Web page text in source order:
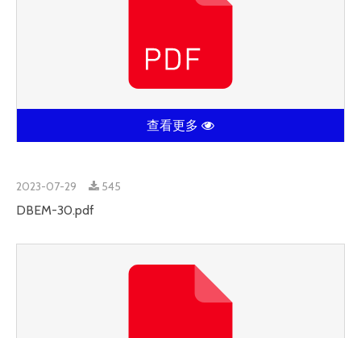
查看更多
2023-07-29 545
DBEM-30.pdf